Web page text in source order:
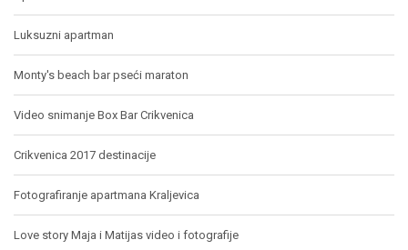
Luksuzni apartman
Monty's beach bar pseći maraton
Video snimanje Box Bar Crikvenica
Crikvenica 2017 destinacije
Fotografiranje apartmana Kraljevica
Love story Maja i Matijas video i fotografije